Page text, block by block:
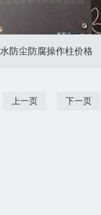
防尘防腐操作柱价格
上一页 下一页